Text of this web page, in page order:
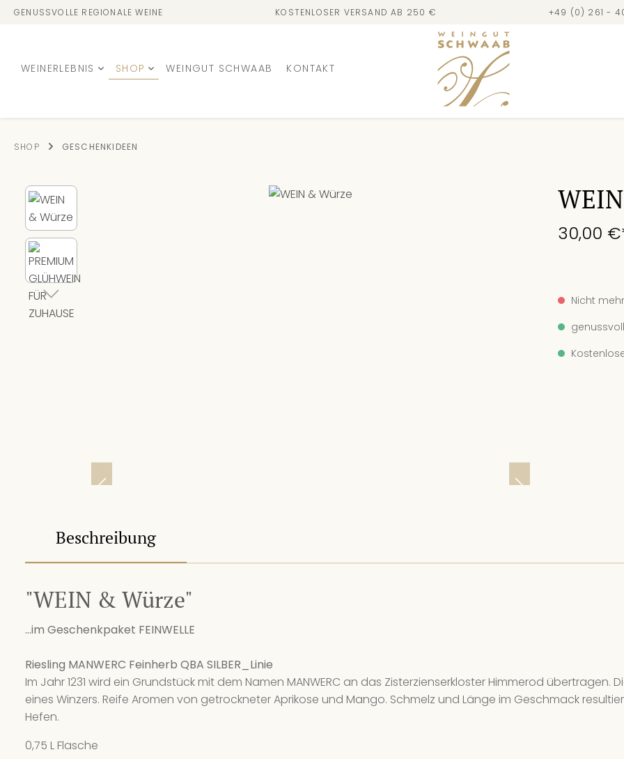
GENUSSVOLLE REGIONALE WEINE KOSTENLOSER VERSAND AB 250 € +49 (0) 261 -
WEINERLEBNIS SHOP WEINGUT SCHWAAB KONTAKT
SHOP GESCHENKIDEEN
30,00
Nicht
Beschreibung
"WEIN & Würze"
...im Geschenkpaket FEINWELLE
Riesling MANWERC Feinherb QBA SILBER_Linie
Im Jahr 1231 wird ein Grundstück mit dem Namen MANWERC an das Zisterzienserkloster Himmerod
eines Winzers. Reife Aromen von getrockneter Aprikose und Mango. Schmelz und Länge im Geschmack
Hefen.
0,75 L Flasche